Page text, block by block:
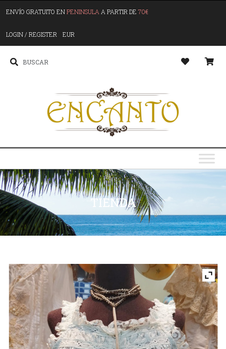
ENVÍO GRATUITO ENPENINSULA A PARTIR DE 70€
LOGIN / REGISTER EUR
TIENDA